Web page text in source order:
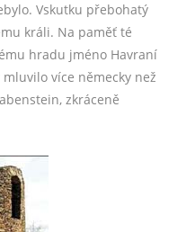
Vskutku přebohatý
králi. Na paměť té
hradu jméno Havraní
více německy než
zkráceně